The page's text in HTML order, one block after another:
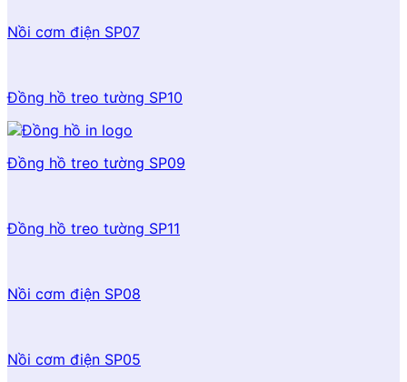
Nồi cơm điện SP07
Đồng hồ treo tường SP10
Đồng hồ treo tường SP09
Đồng hồ treo tường SP11
Nồi cơm điện SP08
Nồi cơm điện SP05